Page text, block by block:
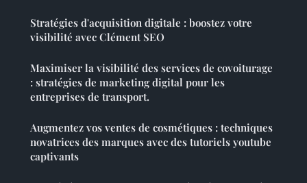
Stratégies d'acquisition digitale : boostez votre
visibilité avec Clément SEO
Maximiser la visibilité des services de covoiturage
: stratégies de marketing digital pour les
entreprises de transport.
Augmentez vos ventes de cosmétiques : techniques
novatrices des marques avec des tutoriels youtube
captivants